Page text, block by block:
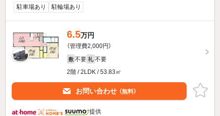
駐車場あり 駐輪場あり
6.5万円
（管理費2,000円）
敷 不要 礼 不要
2階 / 2LDK / 53.83㎡
お問い合わせ （無料）
提供